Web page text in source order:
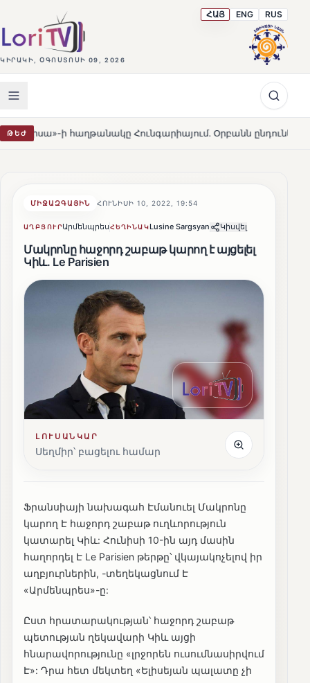
ԿԻՐԱԿԻ, ՕԳՈՍՏՈՍԻ 09, 2026
ՀԱՅ ENG RUS
ԹԵԺ
ի հաղթանակը Հունգարիայում․ Օրբանն ընդունեց
ՄԻՋԱԶԳԱՅԻՆ ՀՈՒՆԻՍԻ 10, 2022, 19:54
ԱՂԲՅՈՒՐԱրմենպրեսՀԵՂԻՆԱԿLusine Sargsyan Կիսվել
Մակրոնը հաջորդ շաբաթ կարող է այցելել
Կիև. Le Parisien
ԼՈՒՍԱՆԿԱՐ
Սեղմիր՝ բացելու համար
Ֆրանսիայի նախագահ Էմանուել Մակրոնը
կարող Է հաջորդ շաբաթ ուղևորություն
կատարել Կիև: Հունիսի 10-ին այդ մասին
հաղորդել Է Le Parisien թերթը՝ վկայակոչելով իր
աղբյուրներին, -տեղեկացնում Է
«Արմենպրես»-ը:
Ըստ հրատարակության՝ հաջորդ շաբաթ
պետության ղեկավարի Կիև այցի
հնարավորությունը «լրջորեն ուսումնասիրվում
Է»: Դրա հետ մեկտեղ «Ելիսեյան պալատը չի